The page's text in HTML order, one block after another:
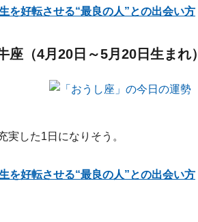
を好転させる“最良の人”との出会い方
座（4月20日～5月20日生まれ）
実した1日になりそう。
を好転させる“最良の人”との出会い方